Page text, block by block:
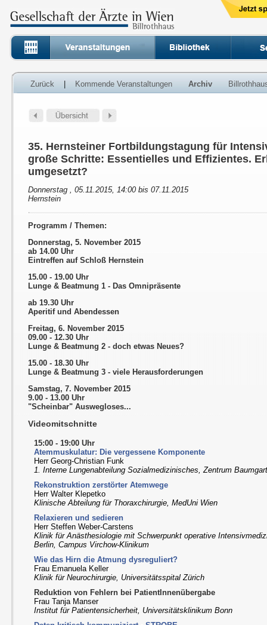
Zurück Kommende Veranstaltungen Archiv
35. Hernsteiner Fortbildungstagung für
große Schritte: Essentielles und Effizientes.
umgesetzt?
Donnerstag , 05.11.2015, 14:00 bis 07.11.2015
Hernstein
Programm / Themen:
Donnerstag, 5. November 2015
ab 14.00 Uhr
Eintreffen auf Schloß Hernstein
15.00 - 19.00 Uhr
Lunge & Beatmung 1 - Das Omnipräsente
ab 19.30 Uhr
Aperitif und Abendessen
Freitag, 6. November 2015
09.00 - 12.30 Uhr
Lunge & Beatmung 2 - doch etwas Neues?
15.00- 18.30 Uhr
Lunge & Beatmung 3 - viele Herausforderungen
Samstag, 7. November 2015
9.00 - 13.00 Uhr
"Scheinbar" Auswegloses...
Videomitschnitte
15:00 - 19:00 Uhr
Atemmuskulatur: Die vergessene Komponente
Herr Georg-Christian Funk
1. Interne Lungenabteilung Sozialmedizinisches, Zentrum
Rekonstruktion zerstörter Atemwege
Herr Walter Klepetko
Klinische Abteilung für Thoraxchirurgie, MedUni Wien
Relaxieren und sedieren
Herr Steffen Weber-Carstens
Klinik für Anästhesiologie mit Schwerpunkt operative
Berlin, Campus Virchow-Klinikum
Wie das Hirn die Atmung dysreguliert?
Frau Emanuela Keller
Klinik für Neurochirurgie, Universitätsspital Zürich
Reduktion von Fehlern bei PatientInnenübergabe
Frau Tanja Manser
Institut für Patientensicherheit, Universitätsklinikum Bonn